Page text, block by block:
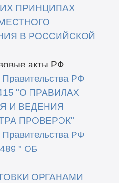
ПРИНЦИПАХ
В РОССИЙСКОЙ
акты РФ
РФ
"О ПРАВИЛАХ
И ВЕДЕНИЯ
ПРОВЕРОК"
РФ
" ОБ
ОРГАНАМИ